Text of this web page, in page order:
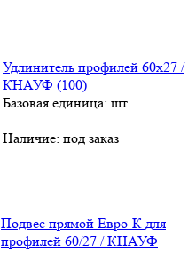
Удлинитель профилей 60х27 /
КНАУФ (100)
Базовая единица: шт
Наличие: под заказ
Подвес прямой Евро-К для
профилей 60/27 / КНАУФ